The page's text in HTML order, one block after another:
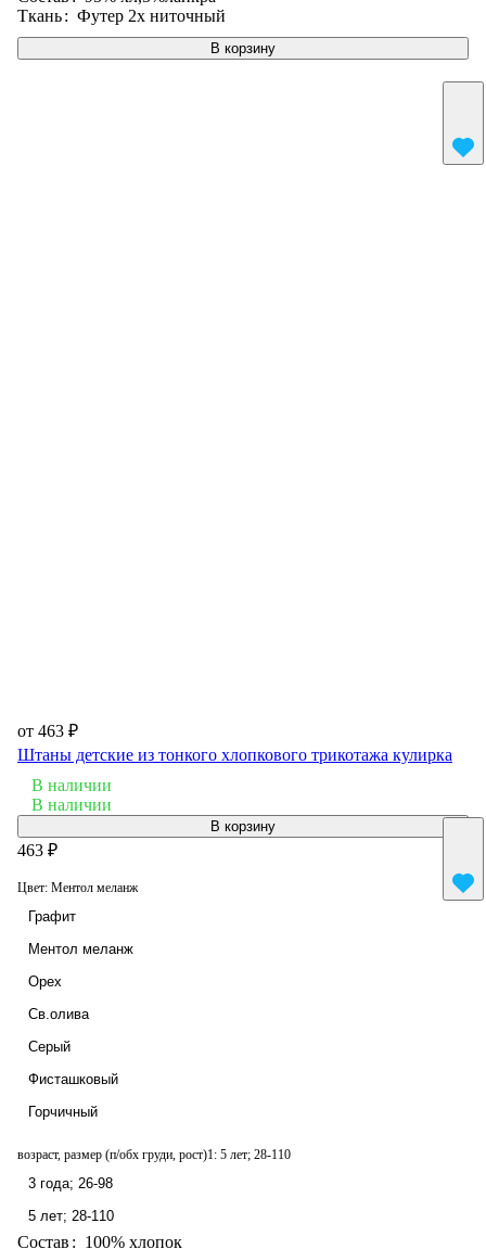
В корзину
Ткань: Футер 2х ниточный
от 463 ₽
Штаны детские из тонкого хлопкового трикотажа кулирка
В наличии
В наличии
В корзину
463 ₽
Цвет: Ментол меланж
Графит
Ментол меланж
Орех
Св.олива
Серый
Фисташковый
Горчичный
возраст, размер (п/обх груди, рост)1: 5 лет; 28-110
3 года; 26-98
5 лет; 28-110
Состав: 100% хлопок